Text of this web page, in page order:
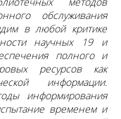
обслуживания
в любой критике
научных 19 и
полного и
ресурсов как
информации.
информирования
временем и